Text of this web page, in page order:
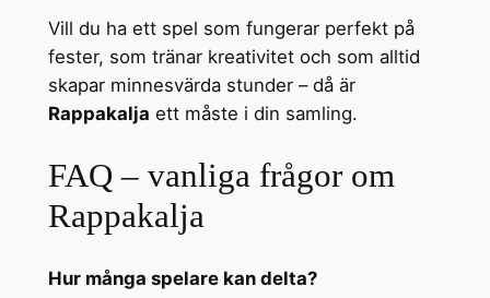
Vill du ha ett spel som fungerar perfekt på
fester, som tränar kreativitet och som alltid
skapar minnesvärda stunder – då är
Rappakalja ett måste i din samling.
FAQ – vanliga frågor om
Rappakalja
Hur många spelare kan delta?